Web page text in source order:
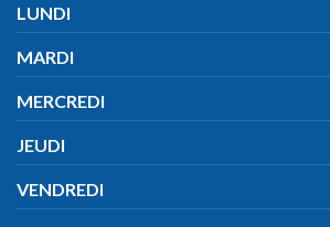
LUNDI
MARDI
MERCREDI
JEUDI
VENDREDI